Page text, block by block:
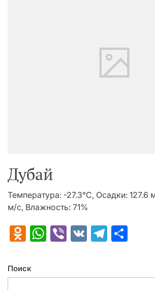
Дубай
Температура: -27.3°C, Осадки: 127.6
м/с, Влажность: 71%
Odnoklassniki
WhatsApp
Viber
VK
Поиск